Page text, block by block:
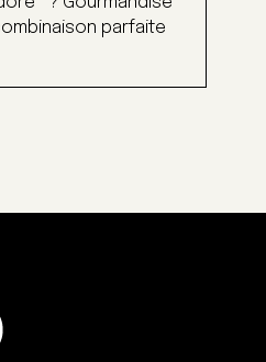
parfaite